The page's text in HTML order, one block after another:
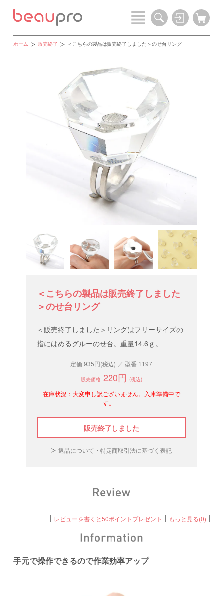
ホーム 販売終了 ＜こちらの製品は販売終了しました＞のせ台リング
＜こちらの製品は販売終了しました
＞のせ台リング
＜販売終了しました＞リングはフリーサイズの
指にはめるグルーのせ台。重量14.6ｇ。
定価 935円(税込) ／ 型番 1197
販売価格 220円 (税込)
在庫状況：大変申し訳ございません。入庫準備中で
す。
販売終了しました
返品について・特定商取引法に基づく表記
レビューを書くと50ポイントプレゼント もっと見る(0)
手元で操作できるので作業効率アップ